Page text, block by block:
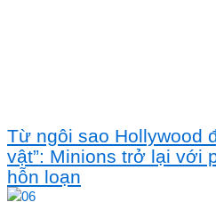
Từ ngôi sao Hollywood
vật”: Minions trở lại với
hỗn loạn